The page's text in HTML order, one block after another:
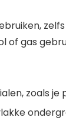
of gas
zoals je